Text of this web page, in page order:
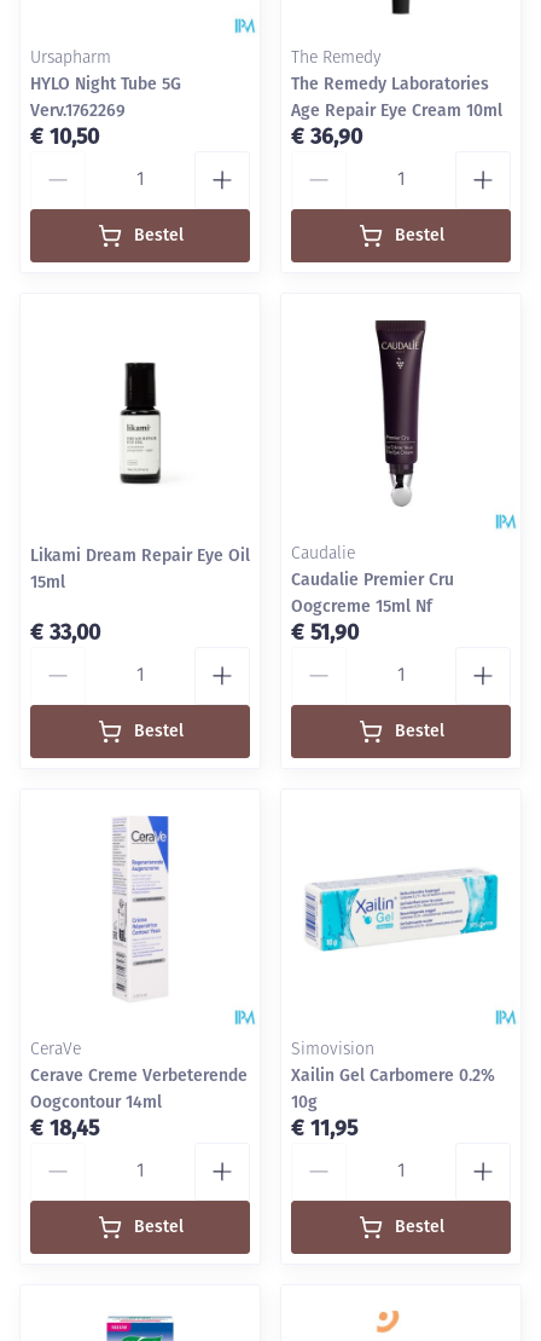
Ursapharm
HYLO Night Tube 5G
Verv.1762269
€ 10,50
Bestel
The Remedy
The Remedy Laboratories
Age Repair Eye Cream 10ml
€ 36,90
Bestel
Likami Dream Repair Eye Oil
15ml
€ 33,00
Bestel
Caudalie
Caudalie Premier Cru
Oogcreme 15ml Nf
€ 51,90
Bestel
CeraVe
Cerave Creme Verbeterende
Oogcontour 14ml
€ 18,45
Bestel
Simovision
Xailin Gel Carbomere 0.2%
10g
€ 11,95
Bestel